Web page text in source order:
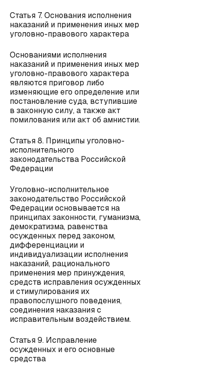
Статья 7. Основания исполнения
наказаний и применения иных мер
уголовно-правового характера
Основаниями исполнения
наказаний и применения иных мер
уголовно-правового характера
являются приговор либо
изменяющие его определение или
постановление суда, вступившие
в законную силу, а также акт
помилования или акт об амнистии.
Статья 8. Принципы уголовно-
исполнительного
законодательства Российской
Федерации
Уголовно-исполнительное
законодательство Российской
Федерации основывается на
принципах законности, гуманизма,
демократизма, равенства
осужденных перед законом,
дифференциации и
индивидуализации исполнения
наказаний, рационального
применения мер принуждения,
средств исправления осужденных
и стимулирования их
правопослушного поведения,
соединения наказания с
исправительным воздействием.
Статья 9. Исправление
осужденных и его основные
средства